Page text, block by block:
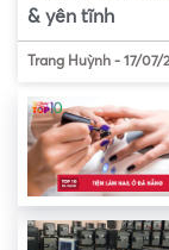
& yên tĩnh
Trang Huỳnh - 17/07/